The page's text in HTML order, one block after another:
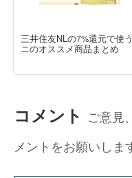
三井住友NLの7%還元で使
ニのオススメ商品まとめ
コメント ご意見
メントをお願いしま